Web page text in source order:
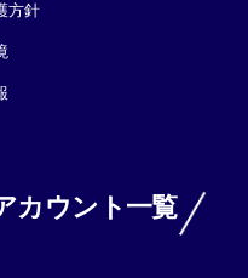
方針
カウント一覧